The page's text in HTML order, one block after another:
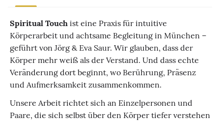
Spiritual Touch ist eine Praxis für intuitive
Körperarbeit und achtsame Begleitung in München –
geführt von Jörg & Eva Saur. Wir glauben, dass der
Körper mehr weiß als der Verstand. Und dass echte
Veränderung dort beginnt, wo Berührung, Präsenz
und Aufmerksamkeit zusammenkommen.
Unsere Arbeit richtet sich an Einzelpersonen und
Paare, die sich selbst über den Körper tiefer verstehen